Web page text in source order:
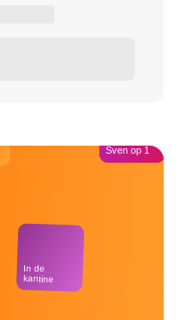
In de
kantine
Sven op 1